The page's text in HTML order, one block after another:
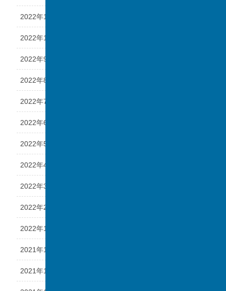
2022年11月
2022年10月
2022年9月
2022年8月
2022年7月
2022年6月
2022年5月
2022年4月
2022年3月
2022年2月
2022年1月
2021年12月
2021年11月